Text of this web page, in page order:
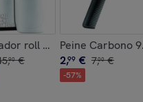
roll on profesional 70º
,90 €
Peine Carbono
2,99 € 7,00 €
-57%